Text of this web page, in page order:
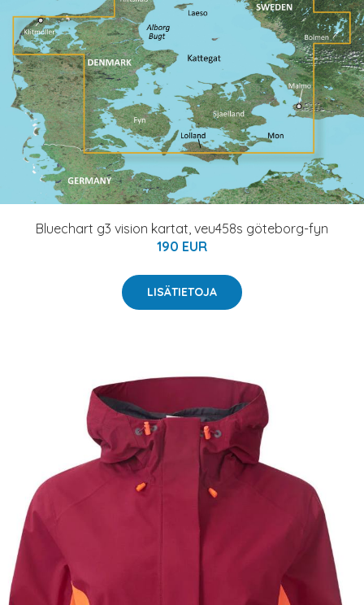
Bluechart g3 vision kartat, veu458s göteborg-fyn
190 EUR
LISÄTIETOJA